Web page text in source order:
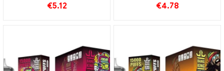
vaperov, ktorí milujú
€5.12
marshmallows
€4.78